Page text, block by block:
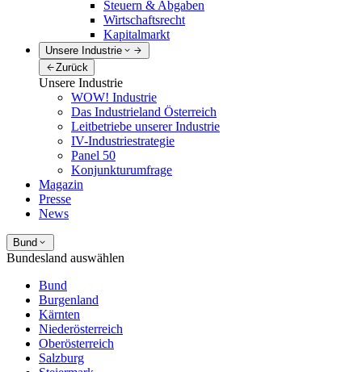
Steuern & Abgaben
Wirtschaftsrecht
Kapitalmarkt
Unsere Industrie
Zurück
Unsere Industrie
WOW! Industrie
Das Industrieland Österreich
Leitbetriebe unserer Industrie
IV-Industriestrategie
Panel 50
Konjunkturumfrage
Magazin
Presse
News
Bund
Bundesland auswählen
Bund
Burgenland
Kärnten
Niederösterreich
Oberösterreich
Salzburg